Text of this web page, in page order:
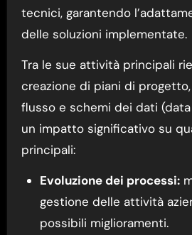
tecnici, garantendo
delle soluzioni implementate.
Tra le sue attività principali
creazione di piani di
flusso e schemi dei dati
un impatto significativo su
principali:
Evoluzione dei processi:
gestione delle attività
possibili miglioramenti.